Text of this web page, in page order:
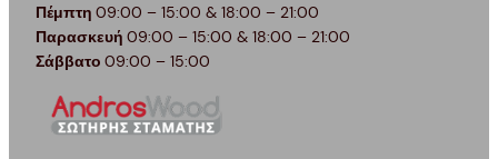
Πέμπτη 09:00 – 15:00 & 18:00 – 21:00
Παρασκευή 09:00 – 15:00 & 18:00 – 21:00
Σάββατο 09:00 – 15:00